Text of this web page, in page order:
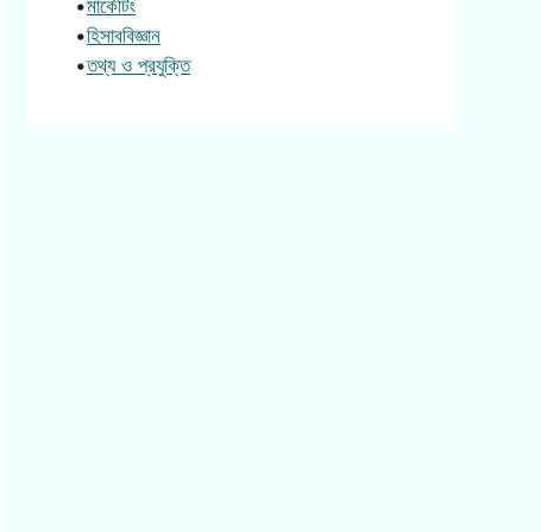
•মার্কেটিং
•হিসাববিজ্ঞান
•তথ্য ও প্রযুক্তি